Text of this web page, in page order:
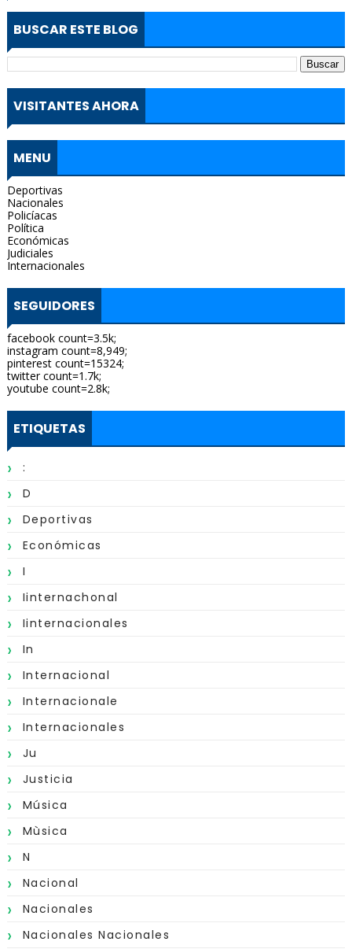
BUSCAR ESTE BLOG
VISITANTES AHORA
MENU
Deportivas
Nacionales
Policíacas
Política
Económicas
Judiciales
Internacionales
SEGUIDORES
facebook count=3.5k;
instagram count=8,949;
pinterest count=15324;
twitter count=1.7k;
youtube count=2.8k;
ETIQUETAS
:
D
Deportivas
Económicas
I
Iinternachonal
Iinternacionales
In
Internacional
Internacionale
Internacionales
Ju
Justicia
Música
Mùsica
N
Nacional
Nacionales
Nacionales Nacionales